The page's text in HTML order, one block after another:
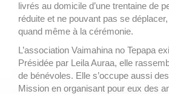
livrés au domicile d’une trentaine de
réduite et ne pouvant pas se
quand même à la cérémonie.
L’association Vaimahina no Tepapa
Présidée par Leila Auraa, elle
de bénévoles. Elle s’occupe aussi
Mission en organisant pour eux des